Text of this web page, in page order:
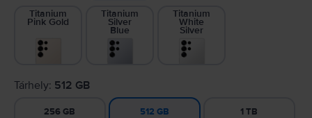
Titanium
Pink Gold
Titanium
Silver
Blue
Titanium
White
Silver
Tárhely: 512 GB
256 GB 512 GB 1 TB